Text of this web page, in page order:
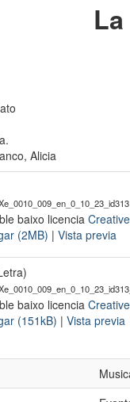
Alicia
baixo licencia
(2MB) | Vista previa
baixo licencia
(151kB) | Vista previa